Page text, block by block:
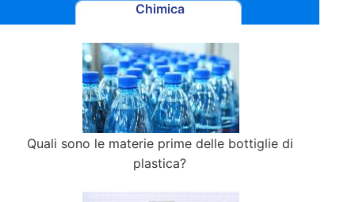
Chimica
Quali sono le materie prime delle bottiglie di
plastica?